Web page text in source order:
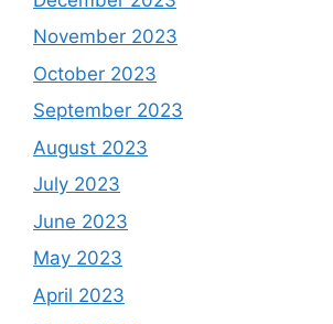
November 2023
October 2023
September 2023
August 2023
July 2023
June 2023
May 2023
April 2023